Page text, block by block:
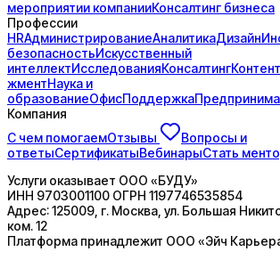
мероприятии компанииКонсалтинг бизнеса
Профессии
HRАдминистрированиеАналитикаДизайн
безопасностьИскусственный
интеллектИсследованияКонсалтингКонтент
жментНаука и
образованиеОфисПоддержка
Компания
С чем помогаемОтзывы
Вопросы и
ответыСертификатыВебинарыСтать
Услуги оказывает ООО «БУДУ»
ИНН 9703001100 ОГРН 1197746535854
Адрес:125009, г. Москва, ул. Большая
ком. 12
Платформа принадлежит ООО «Эйч